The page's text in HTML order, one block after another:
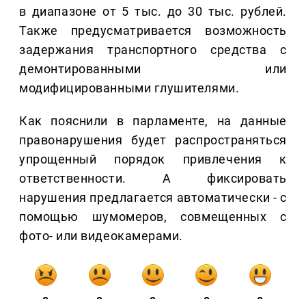
в диапазоне от 5 тыс. до 30 тыс. рублей.
Также предусматривается возможность
задержания транспортного средства с
демонтированными или
модифицированными глушителями.
Как пояснили в парламенте, на данные
правонарушения будет распространяться
упрощенный порядок привлечения к
ответственности. А фиксировать
нарушения предлагается автоматически - с
помощью шумомеров, совмещенных с
фото- или видеокамерами.